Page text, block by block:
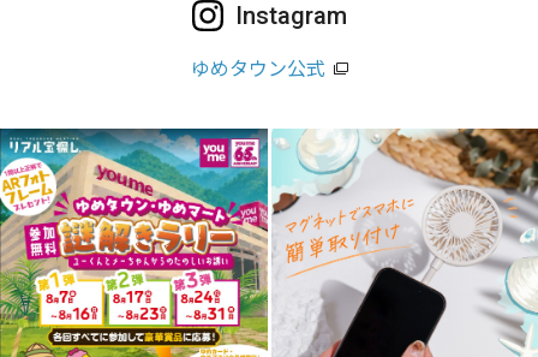
Instagram
ゆめタウン公式